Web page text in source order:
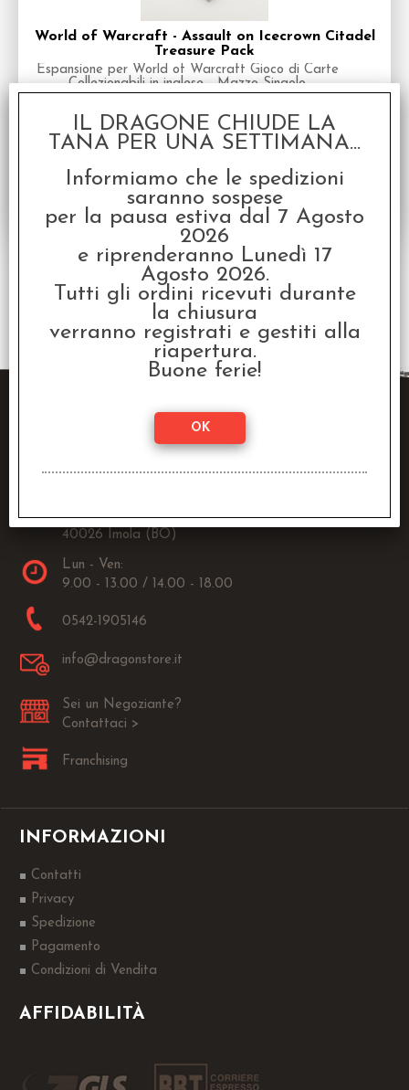
World of Warcraft - Assault on Icecrown Citadel
Treasure Pack
Espansione per World of Warcraft Gioco di Carte
Collezionabili in inglese - Mazzo Singolo
Prezzo: € 25,00 €20,00
2 risultati trovati (50 per pagina - 1 in totale)
Via Fanin, 30
40026 Imola (BO)
Lun - Ven:
9.00 - 13.00 / 14.00 - 18.00
0542-1905146
info@dragonstore.it
Sei un Negoziante?
Contattaci >
Franchising
INFORMAZIONI
Contatti
Privacy
Spedizione
Pagamento
Condizioni di Vendita
AFFIDABILITÀ
IL DRAGONE CHIUDE LA
TANA PER UNA SETTIMANA...
Informiamo che le spedizioni
saranno sospese
per la pausa estiva dal 7 Agosto
2026
e riprenderanno Lunedì 17
Agosto 2026.
Tutti gli ordini ricevuti durante
la chiusura
verranno registrati e gestiti alla
riapertura.
Buone ferie!